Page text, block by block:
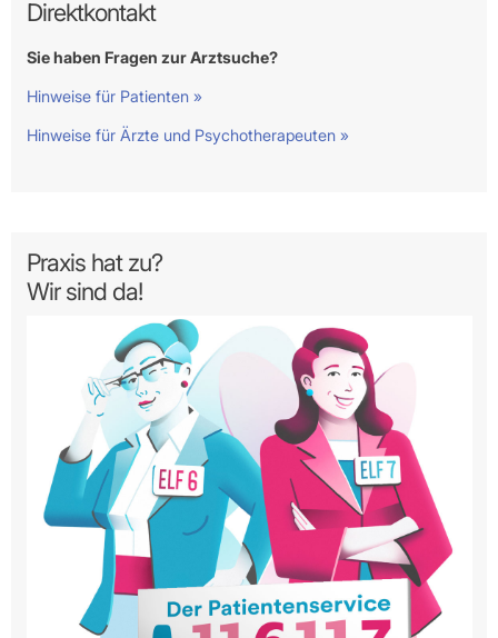
Direktkontakt
Sie haben Fragen zur Arztsuche?
Hinweise für Patienten »
Hinweise für Ärzte und Psychotherapeuten »
Praxis hat zu?
Wir sind da!